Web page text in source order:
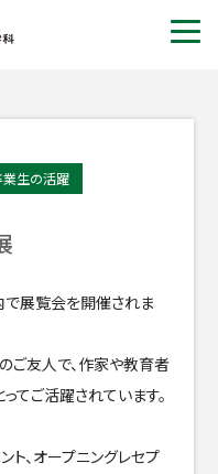
業生の活躍
展覧会を開催されま
ご友人で、作家や教育者
てご活躍されています。
ト、オープニングレセプ